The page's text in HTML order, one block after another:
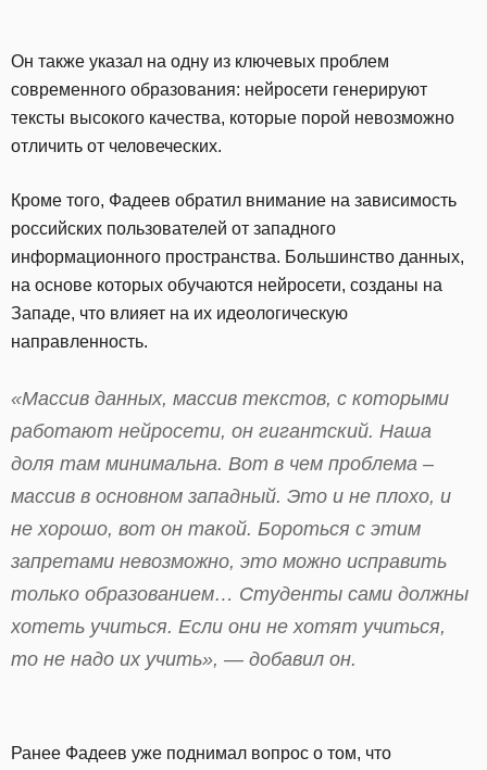
Он также указал на одну из ключевых проблем
современного образования: нейросети генерируют
тексты высокого качества, которые порой невозможно
отличить от человеческих.
Кроме того, Фадеев обратил внимание на зависимость
российских пользователей от западного
информационного пространства. Большинство данных,
на основе которых обучаются нейросети, созданы на
Западе, что влияет на их идеологическую
направленность.
«Массив данных, массив текстов, с которыми
работают нейросети, он гигантский. Наша
доля там минимальна. Вот в чем проблема –
массив в основном западный. Это и не плохо, и
не хорошо, вот он такой. Бороться с этим
запретами невозможно, это можно исправить
только образованием… Студенты сами должны
хотеть учиться. Если они не хотят учиться,
то не надо их учить», — добавил он.
Ранее Фадеев уже поднимал вопрос о том, что